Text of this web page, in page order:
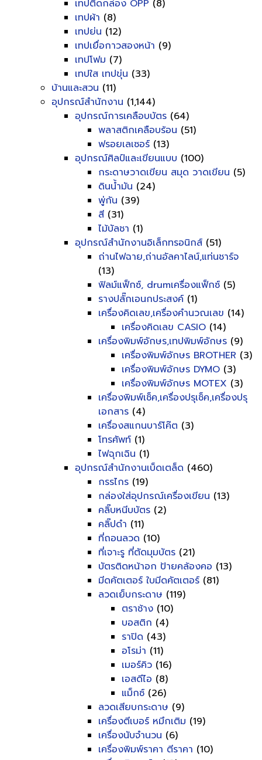
เทปติดกล่อง OPP (8)
เทปผ้า (8)
เทปย่น (12)
เทปเยื่อกาวสองหน้า (9)
เทปโฟม (7)
เทปใส เทปขุ่น (33)
บ้านและสวน (11)
อุปกรณ์สำนักงาน (1,144)
อุปกรณ์การเคลือบบัตร (64)
พลาสติกเคลือบร้อน (51)
ฟรอยเลเซอร์ (13)
อุปกรณ์ศิลป์และเขียนแบบ (100)
กระดาษวาดเขียน สมุด วาดเขียน (5)
ดินน้ำมัน (24)
พู่กัน (39)
สี (31)
ไม้บัลชา (1)
อุปกรณ์สำนักงานอิเล็กทรอนิกส์ (51)
ถ่านไฟฉาย,ถ่านอัลคาไลน์,แท่นชาร์จ
(13)
ฟิลม์แฟ็กซ์, drumเครื่องแฟ็กซ์ (5)
รางปลั๊กเอนกประสงค์ (1)
เครื่องคิดเลข,เครื่องคำนวณเลข (14)
เครื่องคิดเลข CASIO (14)
เครื่องพิมพ์อักษร,เทปพิมพ์อักษร (9)
เครื่องพิมพ์อักษร BROTHER (3)
เครื่องพิมพ์อักษร DYMO (3)
เครื่องพิมพ์อักษร MOTEX (3)
เครื่องพิมพ์เช็ค,เครื่องปรุเช็ค,เครื่องปรุ
เอกสาร (4)
เครื่องสแกนบาร์โค๊ต (3)
โทรศัพท์ (1)
ไฟฉุกเฉิน (1)
อุปกรณ์สำนักงานเบ็ดเตล็ด (460)
กรรไกร (19)
กล่องใส่อุปกรณ์เครื่องเขียน (13)
คลิ๊บหนีบบัตร (2)
คลิ๊ปดำ (11)
ที่ถอนลวด (10)
ที่เจาะรู ที่ตัดมุมบัตร (21)
บัตรติดหน้าอก ป้ายคล้องคอ (13)
มีดคัตเตอร์ ใบมีดคัตเตอร์ (81)
ลวดเย็บกระดาษ (119)
ตราช้าง (10)
บอสติก (4)
ราปิด (43)
อโรม่า (11)
เมอร์คิว (16)
เอสดีไอ (8)
แม็กซ์ (26)
ลวดเสียบกระดาษ (9)
เครื่องตีเบอร์ หมึกเติม (19)
เครื่องนับจำนวน (6)
เครื่องพิมพ์ราคา ตีราคา (10)